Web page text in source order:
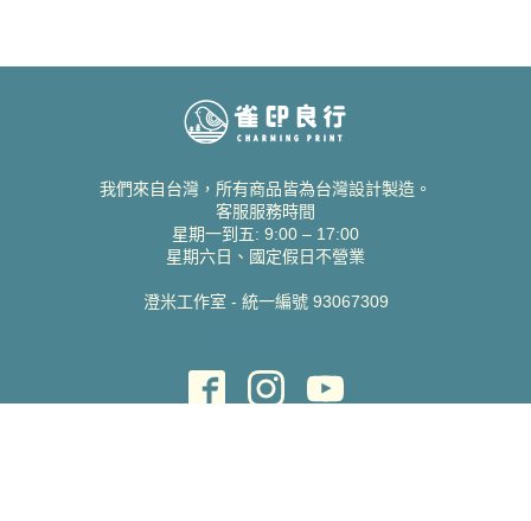
我們來自台灣，所有商品皆為台灣設計製造。
客服服務時間
星期一到五: 9:00 – 17:00
星期六日、國定假日不營業
澄米工作室 - 統一編號 93067309